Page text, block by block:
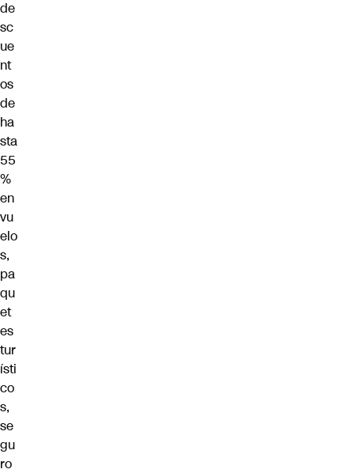
de
sc
ue
nt
os
de
ha
sta
55
%
en
vu
elo
s,
pa
qu
et
es
tur
ísti
co
s,
se
gu
ro